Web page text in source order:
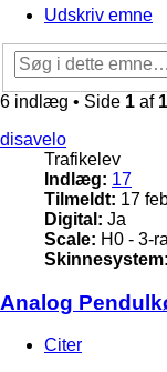
Udskriv emne
6 indlæg • Side 1 af 1
disavelo
Trafikelev
Indlæg: 17
Tilmeldt: 17
Digital: Ja
Scale: H0 - 3-
Skinnesystem:
Analog
Citer